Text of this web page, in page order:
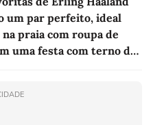
um par perfeito, ideal
praia com roupa de
uma festa com terno de